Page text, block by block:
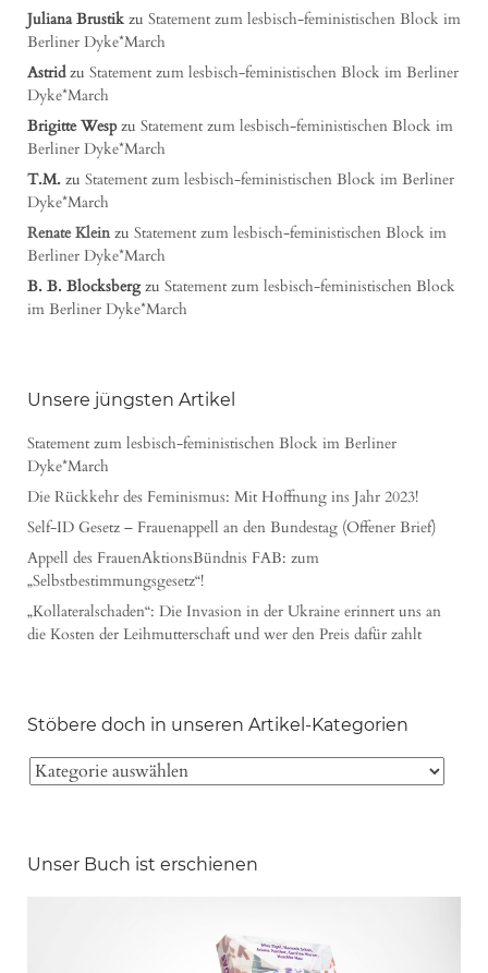
Juliana Brustik zu Statement zum lesbisch-feministischen Block im
Berliner Dyke*March
Astridzu Statement zum lesbisch-feministischen Block im Berliner
Dyke*March
Brigitte Wespzu Statement zum lesbisch-feministischen Block im
Berliner Dyke*March
T.M. zu Statement zum lesbisch-feministischen Block im Berliner
Dyke*March
Renate Kleinzu Statement zum lesbisch-feministischen Block im
Berliner Dyke*March
B. B. Blocksbergzu Statement zum lesbisch-feministischen Block
im Berliner Dyke*March
Unsere jüngsten Artikel
Statement zum lesbisch-feministischen Block im Berliner
Dyke*March
Die Rückkehr des Feminismus: Mit Hoffnung ins Jahr 2023!
Self-ID Gesetz – Frauenappell an den Bundestag (Offener Brief)
Appell des FrauenAktionsBündnis FAB: zum
„Selbstbestimmungsgesetz“!
„Kollateralschaden“: Die Invasion in der Ukraine erinnert uns an
die Kosten der Leihmutterschaft und wer den Preis dafür zahlt
Stöbere doch in unseren Artikel-Kategorien
Unser Buch ist erschienen